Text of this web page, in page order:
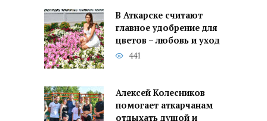
В Аткарске считают
главное удобрение для
цветов – любовь и уход
441
Алексей Колесников
помогает аткарчанам
отдыхать душой и